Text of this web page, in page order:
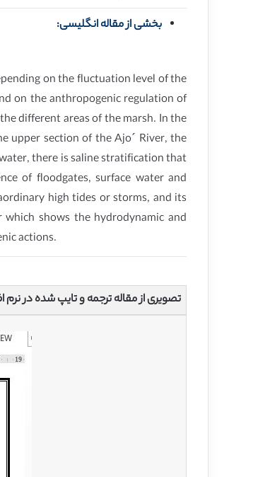
بخشی از مقاله انگلیسی:
on the fluctuation level of the
on the anthropogenic regulation of
different areas of the marsh. In the
upper section of the Ajo´ River, the
there is saline stratification that
of floodgates, surface water and
high tides or storms, and its
shows the hydrodynamic and
actions.
تصویری از مقاله ترجمه و تایپ شده در نرم